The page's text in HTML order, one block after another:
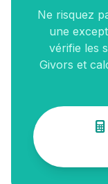
Ne risquez
une
vérifie les
Givors et